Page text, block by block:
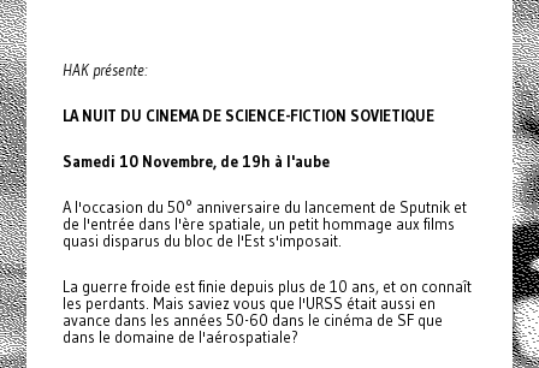
HAK présente:
LA NUIT DU CINEMA DE SCIENCE-FICTION SOVIETIQUE
Samedi 10 Novembre, de 19h à l'aube
A l'occasion du 50° anniversaire du lancement de Sputnik et
de l'entrée dans l'ère spatiale, un petit hommage aux films
quasi disparus du bloc de l'Est s'imposait.
La guerre froide est finie depuis plus de 10 ans, et on connaît
les perdants. Mais saviez vous que l'URSS était aussi en
avance dans les années 50-60 dans le cinéma de SF que
dans le domaine de l'aérospatiale?